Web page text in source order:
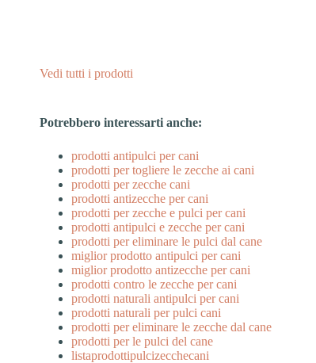
Vedi tutti i prodotti
Potrebbero interessarti anche:
prodotti antipulci per cani
prodotti per togliere le zecche ai cani
prodotti per zecche cani
prodotti antizecche per cani
prodotti per zecche e pulci per cani
prodotti antipulci e zecche per cani
prodotti per eliminare le pulci dal cane
miglior prodotto antipulci per cani
miglior prodotto antizecche per cani
prodotti contro le zecche per cani
prodotti naturali antipulci per cani
prodotti naturali per pulci cani
prodotti per eliminare le zecche dal cane
prodotti per le pulci del cane
listaprodottipulcizecchecani